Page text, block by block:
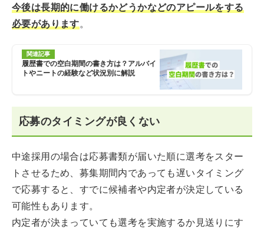
今後は長期的に働けるかどうかなどのアピールをする
必要があります。
関連記事
履歴書での空白期間の書き方は？アルバイ
トやニートの経験など状況別に解説
応募のタイミングが良くない
中途採用の場合は応募書類が届いた順に選考をスター
トさせるため、募集期間内であっても遅いタイミング
で応募すると、すでに候補者や内定者が決定している
可能性もあります。
内定者が決まっていても選考を実施するか見送りにす